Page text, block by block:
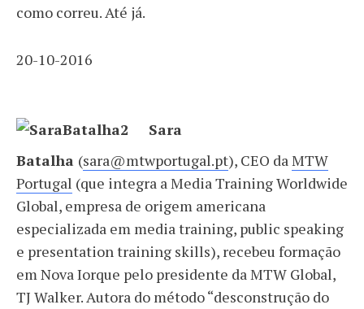
como correu. Até já.
20-10-2016
Sara
Batalha (sara@mtwportugal.pt), CEO daMTW
Portugal (que integra a Media Training Worldwide
Global, empresa de origem americana
especializada em media training, public speaking
e presentation training skills), recebeu formação
em Nova Iorque pelo presidente da MTW Global,
TJ Walker. Autora do método “desconstrução do